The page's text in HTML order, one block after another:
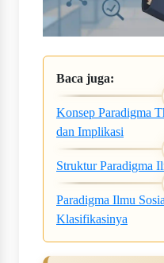
Baca juga:
Konsep Paradigma
dan Implikasi
Struktur Paradigma
Paradigma Ilmu
Klasifikasinya